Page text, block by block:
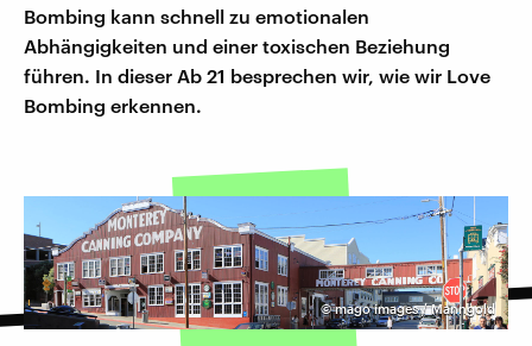
Bombing kann schnell zu emotionalen
Abhängigkeiten und einer toxischen Beziehung
führen. In dieser Ab 21 besprechen wir, wie wir Love
Bombing erkennen.
©mago images / Manngold